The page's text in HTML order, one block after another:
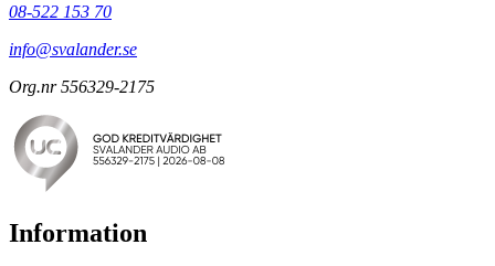
08-522 153 70
info@svalander.se
Org.nr 556329-2175
Information